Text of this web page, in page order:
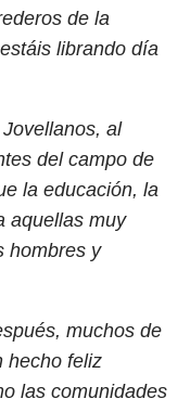
de la
librando día
al
del campo de
la educación, la
aquellas muy
hombres y
muchos de
hecho feliz
las comunidades